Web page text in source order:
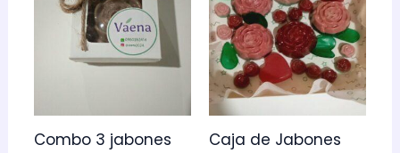
Combo 3 jabones
Caja de Jabones